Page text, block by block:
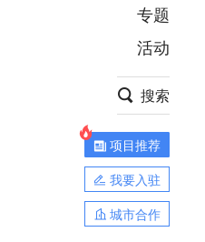
项目推荐
安徽
专题
活动
搜索
项目推荐
我要入驻
城市合作